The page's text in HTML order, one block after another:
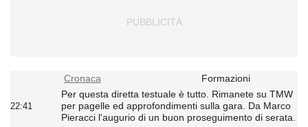
Cronaca Formazioni
22:41
Per questa diretta testuale è tutto. Rimanete su TMW
per pagelle ed approfondimenti sulla gara. Da Marco
Pieracci l'augurio di un buon proseguimento di serata.